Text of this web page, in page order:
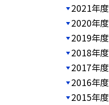
2021年度
2020年度
2019年度
2018年度
2017年度
2016年度
2015年度